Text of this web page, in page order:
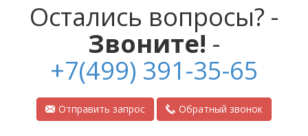
Остались вопросы? -
Звоните! -
+7(499) 391-35-65
Отправить запрос Обратный звонок